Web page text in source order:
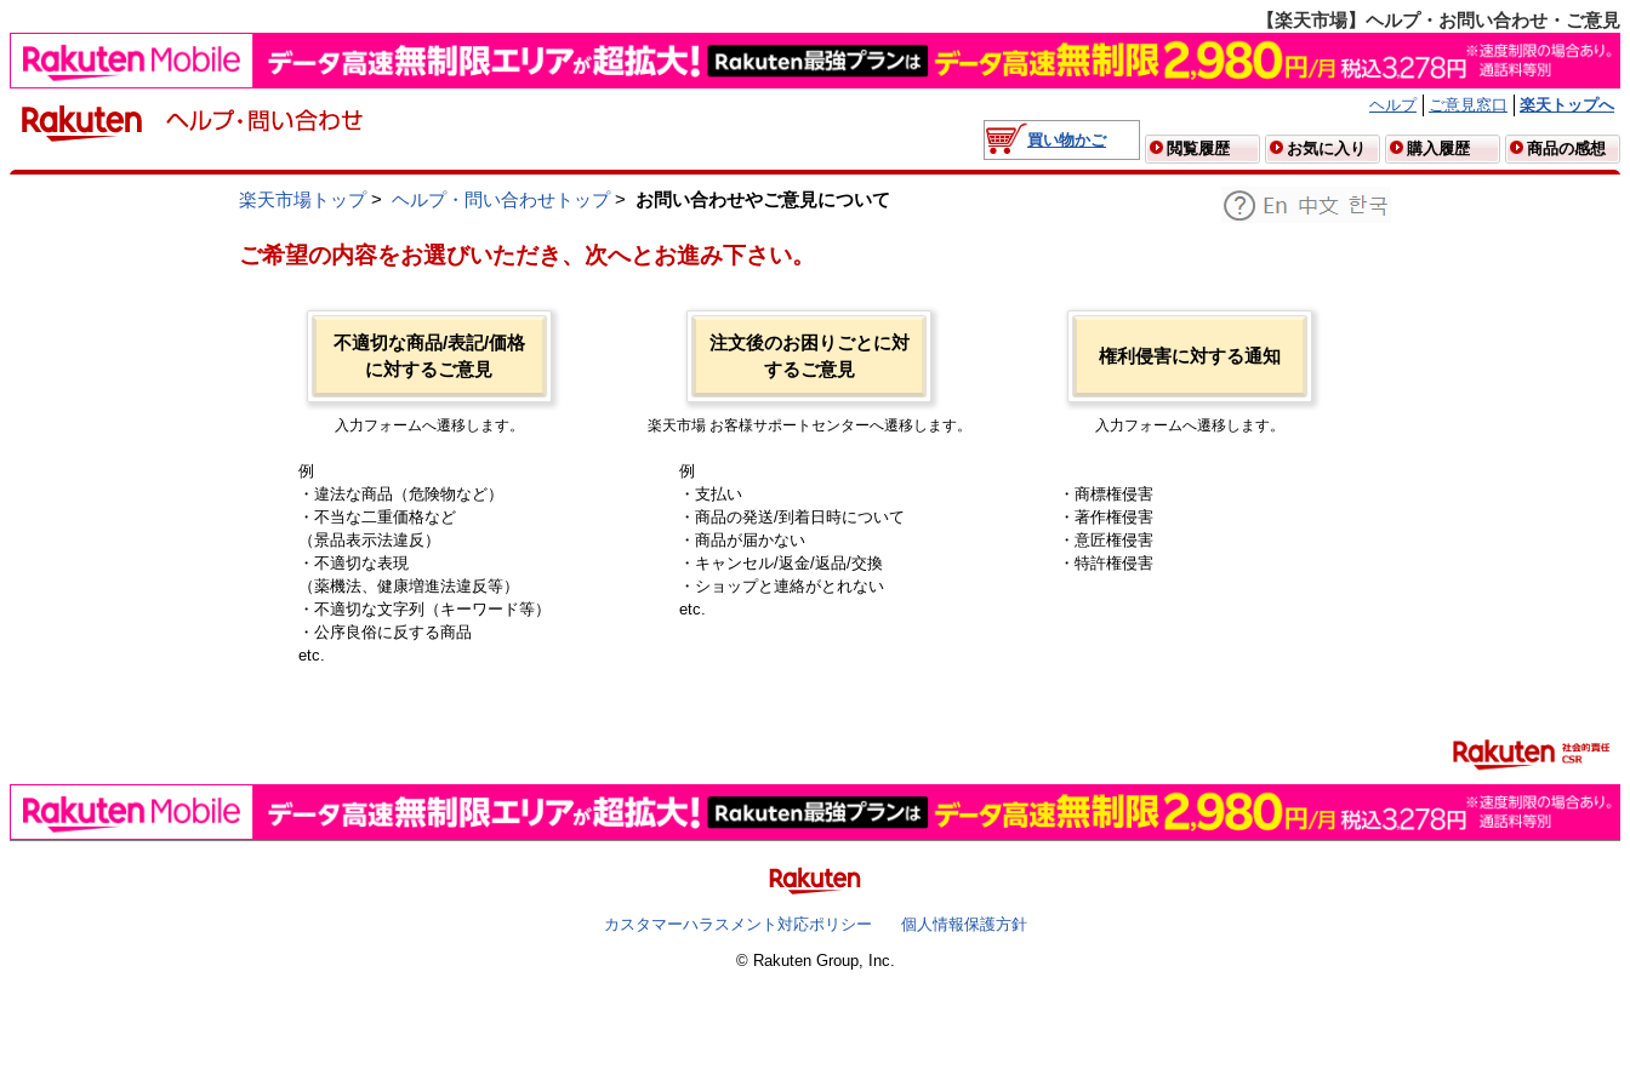
【楽天市場】ヘルプ・お問い合わせ・ご意見
ヘルプ ご意見窓口
楽天トップへ
買い物かご
閲覧履歴 お気に入り 購入履歴 商品の感想
楽天市場トップ> ヘルプ・問い合わせトップ> お問い合わせやご意見について
ご希望の内容をお選びいただき、次へとお進み下さい。
不適切な商品/表記/価格
に対するご意見
入力フォームへ遷移します。
例
・違法な商品（危険物など）
・不当な二重価格など
（景品表示法違反）
・不適切な表現
（薬機法、健康増進法違反等）
・不適切な文字列（キーワード等）
・公序良俗に反する商品
etc.
注文後のお困りごとに対
するご意見
楽天市場 お客様サポートセンターへ遷移します。
例
・支払い
・商品の発送/到着日時について
・商品が届かない
・キャンセル/返金/返品/交換
・ショップと連絡がとれない
etc.
権利侵害に対する通知
入力フォームへ遷移します。
・商標権侵害
・著作権侵害
・意匠権侵害
・特許権侵害
カスタマーハラスメント対応ポリシー
個人情報保護方針
© Rakuten Group, Inc.